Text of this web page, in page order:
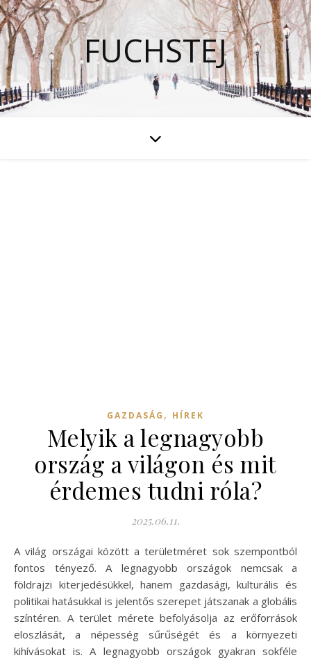
FUCHSTEJ
GAZDASÁG , HÍREK
Melyik a legnagyobb
ország a világon és mit
érdemes tudni róla?
2025.06.11.
A világ országai között a területméret sok szempontból
fontos tényező. A legnagyobb országok nemcsak a
földrajzi kiterjedésükkel, hanem gazdasági, kulturális és
politikai hatásukkal is jelentős szerepet játszanak a globális
színtéren. A terület mérete befolyásolja az erőforrások
eloszlását, a népesség sűrűségét és a környezeti
kihívásokat is. A legnagyobb országok gyakran sokféle